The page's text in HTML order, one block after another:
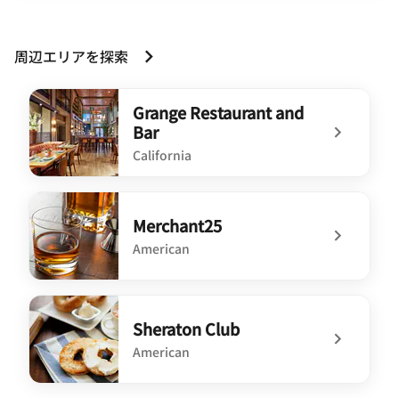
周辺エリアを探索
Grange Restaurant and
Bar
California
undefined Grange Restaurant and Bar
Merchant25
American
undefined Merchant25
Sheraton Club
American